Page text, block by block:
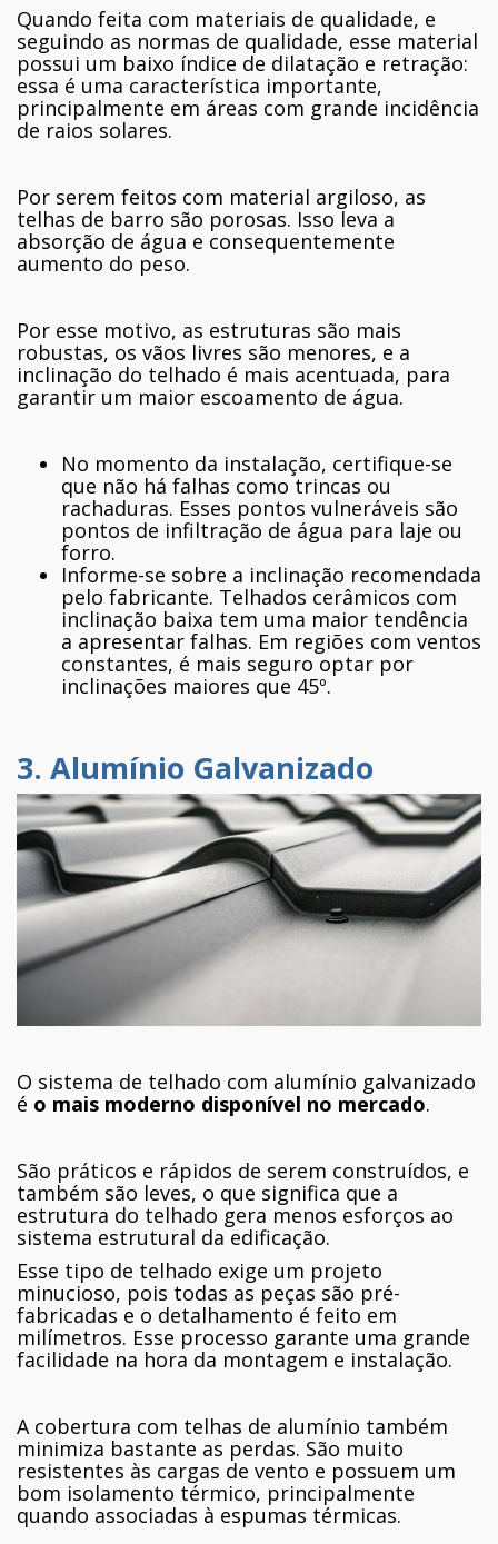
Quando feita com materiais de qualidade, e
seguindo as normas de qualidade, esse material
possui um baixo índice de dilatação e retração:
essa é uma característica importante,
principalmente em áreas com grande incidência
de raios solares.
Por serem feitos com material argiloso, as
telhas de barro são porosas. Isso leva a
absorção de água e consequentemente
aumento do peso.
Por esse motivo, as estruturas são mais
robustas, os vãos livres são menores, e a
inclinação do telhado é mais acentuada, para
garantir um maior escoamento de água.
No momento da instalação, certifique-se
que não há falhas como trincas ou
rachaduras. Esses pontos vulneráveis são
pontos de infiltração de água para laje ou
forro.
Informe-se sobre a inclinação recomendada
pelo fabricante. Telhados cerâmicos com
inclinação baixa tem uma maior tendência
a apresentar falhas. Em regiões com ventos
constantes, é mais seguro optar por
inclinações maiores que 45º.
3. Alumínio Galvanizado
O sistema de telhado com alumínio galvanizado
é o mais moderno disponível no mercado.
São práticos e rápidos de serem construídos, e
também são leves, o que significa que a
estrutura do telhado gera menos esforços ao
sistema estrutural da edificação.
Esse tipo de telhado exige um projeto
minucioso, pois todas as peças são pré-
fabricadas e o detalhamento é feito em
milímetros. Esse processo garante uma grande
facilidade na hora da montagem e instalação.
A cobertura com telhas de alumínio também
minimiza bastante as perdas. São muito
resistentes às cargas de vento e possuem um
bom isolamento térmico, principalmente
quando associadas à espumas térmicas.